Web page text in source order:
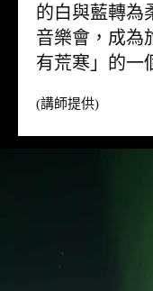
的白與藍轉為
音樂會，成為
有荒寒」的一
(講師提供)